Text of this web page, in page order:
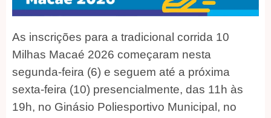
As inscrições para a tradicional corrida 10
Milhas Macaé 2026 começaram nesta
segunda-feira (6) e seguem até a próxima
sexta-feira (10) presencialmente, das 11h às
19h, no Ginásio Poliesportivo Municipal, no